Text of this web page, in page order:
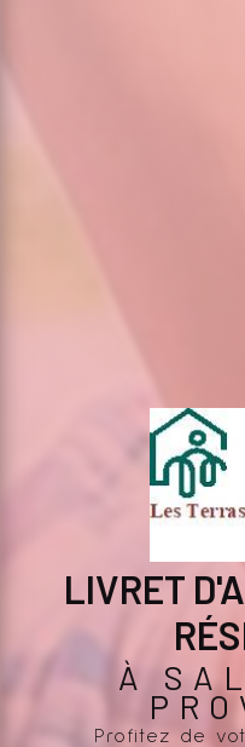
LIVRET
À
Profitez de